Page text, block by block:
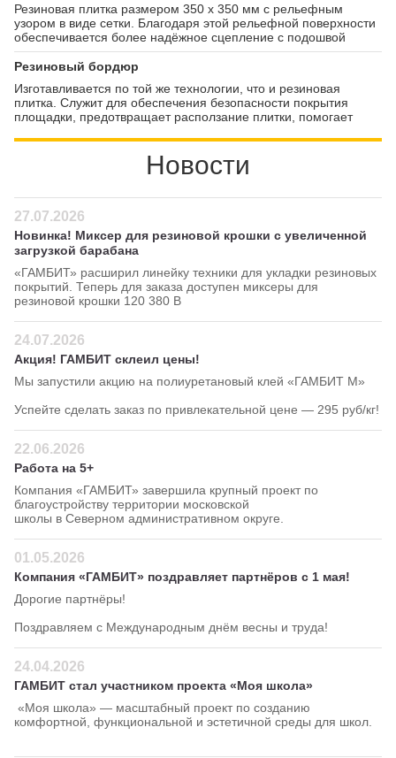
Резиновая плитка размером 350 х 350 мм с рельефным
узором в виде сетки. Благодаря этой рельефной поверхности
обеспечивается более надёжное сцепление с подошвой
обуви, позволяя не скользить даже при дожде и гололёде.
Резиновый бордюр
Изготавливается по той же технологии, что и резиновая
плитка. Служит для обеспечения безопасности покрытия
площадки, предотвращает расползание плитки, помогает
покрытия.
Новости
27.07.2026
Новинка! Миксер для резиновой крошки с увеличенной
загрузкой барабана
«ГАМБИТ» расширил линейку техники для укладки резиновых
покрытий. Теперь для заказа доступен миксеры для
резиновой крошки 120 380 В
24.07.2026
Акция! ГАМБИТ склеил цены!
Мы запустили акцию на полиуретановый клей «ГАМБИТ М»
Успейте сделать заказ по привлекательной цене — 295 руб/кг!
22.06.2026
Работа на 5+
Компания «ГАМБИТ» завершила крупный проект по
благоустройству территории московской
школы в Северном административном округе.
01.05.2026
Компания «ГАМБИТ» поздравляет партнёров с 1 мая!
Дорогие партнёры!
Поздравляем с Международным днём весны и труда!
24.04.2026
ГАМБИТ стал участником проекта «Моя школа»
«Моя школа» — масштабный проект по созданию
комфортной, функциональной и эстетичной среды для школ.